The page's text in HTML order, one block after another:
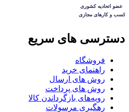
دسترسی های سریع
فروشگاه
راهنمای خرید
روش های ارسال
روش های پرداخت
رویه‌های بازگرداندن کالا
رهگیری مرسولات